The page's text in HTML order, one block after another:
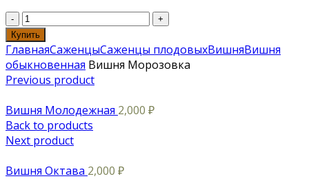
Купить
ГлавнаяСаженцыСаженцы плодовыхВишняВишня
обыкновенная Вишня Морозовка
Previous product
Вишня Молодежная 2,000 ₽
Back to products
Next product
Вишня Октава 2,000 ₽